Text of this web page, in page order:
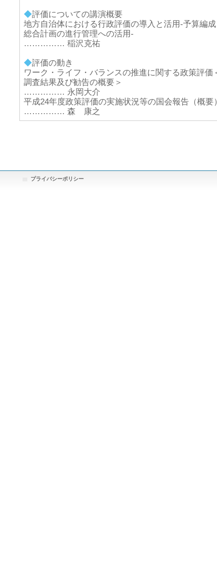
◆評価についての講演概要
地方自治体における行政評価の導入と活用-予算編
総合計画の進行管理への活用-
…………… 稲沢克祐
◆評価の動き
ワーク・ライフ・バランスの推進に関する政策評価
調査結果及び勧告の概要＞
…………… 永岡大介
平成24年度政策評価の実施状況等の国会報告（概要
…………… 森 康之
プライバシーポリシー